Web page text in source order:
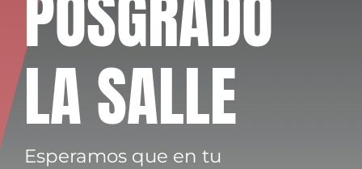
LA SALLE
Esperamos que en tu